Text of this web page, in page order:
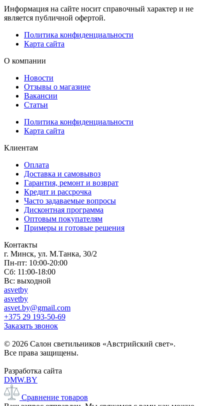
Информация на сайте носит справочный характер и не
является публичной офертой.
Политика конфиденциальности
Карта сайта
О компании
Новости
Отзывы о магазине
Вакансии
Статьи
Политика конфиденциальности
Карта сайта
Клиентам
Оплата
Доставка и самовывоз
Гарантия, ремонт и возврат
Кредит и рассрочка
Часто задаваемые вопросы
Дисконтная программа
Оптовым покупателям
Примеры и готовые решения
Контакты
г. Минск, ул. М.Танка, 30/2
Пн-пт: 10:00-20:00
Сб: 11:00-18:00
Вс: выходной
asvetby
asvetby
asvet.by@gmail.com
+375 29 193-50-69
Заказать звонок
© 2026 Салон светильников «Австрийский свет».
Все права защищены.
Разработка сайта
DMW.BY
Сравнение товаров